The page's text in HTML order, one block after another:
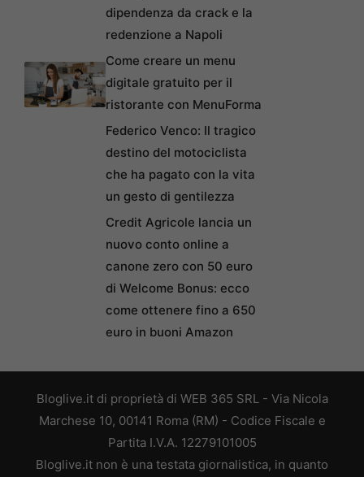
dipendenza da crack e la
redenzione a Napoli
Come creare un menu
digitale gratuito per il
ristorante con MenuForma
Federico Venco: Il tragico
destino del motociclista
che ha pagato con la vita
un gesto di gentilezza
Credit Agricole lancia un
nuovo conto online a
canone zero con 50 euro
di Welcome Bonus: ecco
come ottenere fino a 650
euro in buoni Amazon
Bloglive.it di proprietà di WEB 365 SRL - Via Nicola
Marchese 10, 00141 Roma (RM) - Codice Fiscale e
Partita I.V.A. 12279101005
Bloglive.it non è una testata giornalistica, in quanto